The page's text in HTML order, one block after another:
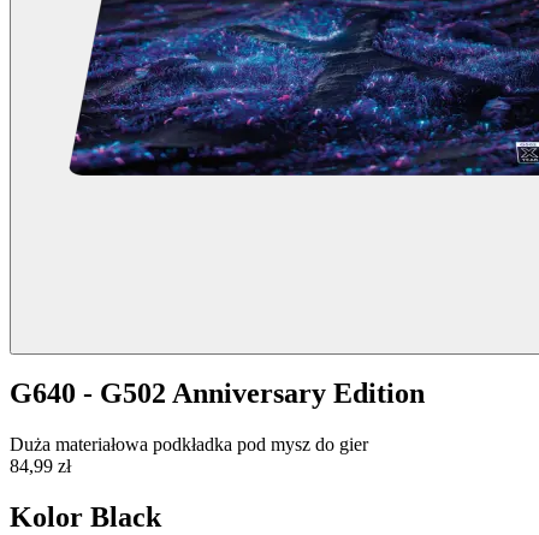
G640 - G502 Anniversary Edition
Duża materiałowa podkładka pod mysz do gier
84,99 zł
Kolor Black